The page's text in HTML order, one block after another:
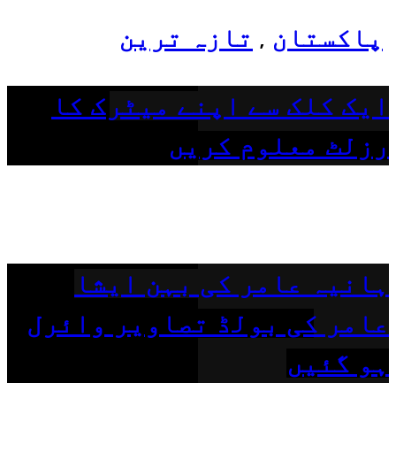
پاکستان , تازہ ترین
ایک کلک سے اپنے میٹرک کا
رزلٹ معلوم کریں
ہانیہ عامر کی بہن ایشا
عامر کی بولڈ تصاویر وائرل
ہو گئیں